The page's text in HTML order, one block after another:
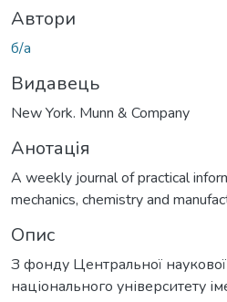
Автори
б/а
Видавець
New York. Munn & Company
Анотація
A weekly journal of practical
mechanics, chemistry and
Опис
З фонду Центральної наукової
національного університету